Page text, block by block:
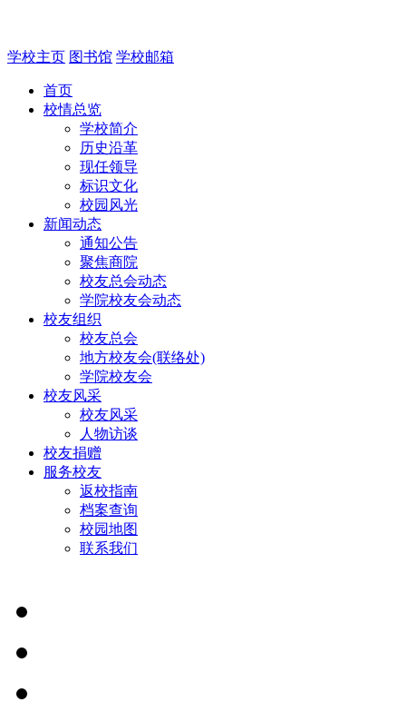
学校主页 图书馆 学校邮箱
首页
校情总览
学校简介
历史沿革
现任领导
标识文化
校园风光
新闻动态
通知公告
聚焦商院
校友总会动态
学院校友会动态
校友组织
校友总会
地方校友会(联络处)
学院校友会
校友风采
校友风采
人物访谈
校友捐赠
服务校友
返校指南
档案查询
校园地图
联系我们